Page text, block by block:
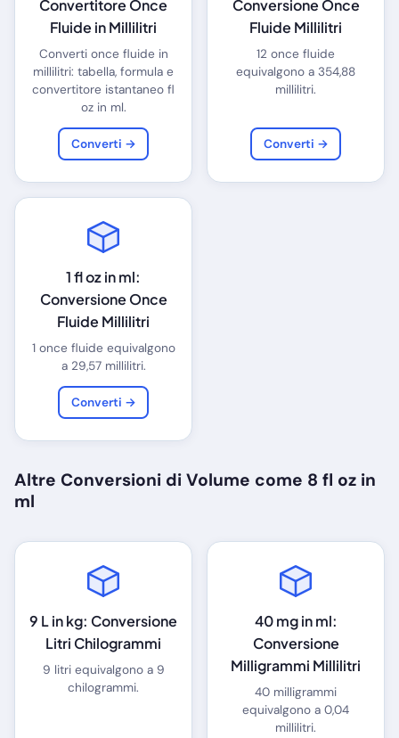
Convertitore Once
Fluide in Millilitri
Converti once fluide in
millilitri: tabella, formula e
convertitore istantaneo fl
oz in ml.
Converti →
Conversione Once
Fluide Millilitri
12 once fluide
equivalgono a 354,88
millilitri.
Converti →
1 fl oz in ml:
Conversione Once
Fluide Millilitri
1 once fluide equivalgono
a 29,57 millilitri.
Converti →
Altre Conversioni di Volume come 8 fl oz in
ml
9 L in kg: Conversione
Litri Chilogrammi
9 litri equivalgono a 9
chilogrammi.
40 mg in ml:
Conversione
Milligrammi Millilitri
40 milligrammi
equivalgono a 0,04
millilitri.